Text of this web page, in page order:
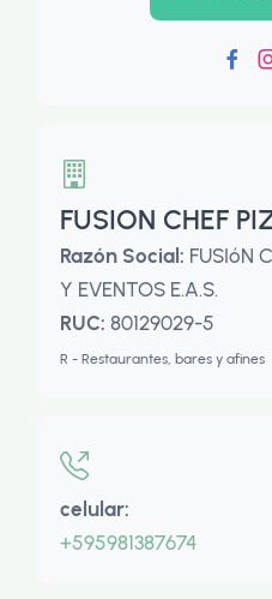
FUSION CHEF
Razón Social: FUSIóN
Y EVENTOS E.A.S.
RUC: 80129029-5
R - Restaurantes, bares y afines
celular:
+595981387674